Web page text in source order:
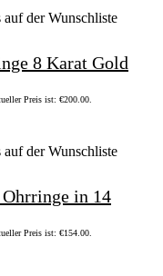
auf der Wunschliste
8 Karat Gold
Preis ist: €200.00.
auf der Wunschliste
in 14
Preis ist: €154.00.